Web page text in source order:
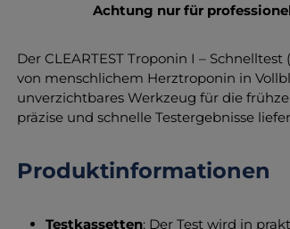
Achtung nur für
Der CLEARTEST Troponin I –
von menschlichem Herztroponin in
unverzichtbares Werkzeug für die
präzise und schnelle Testergebnisse
Produktinformationen
Testkassetten: Der Test wird in